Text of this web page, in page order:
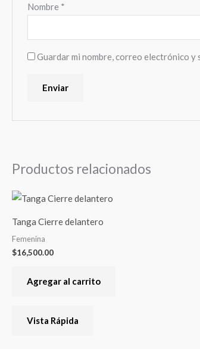
Nombre *
Guardar mi nombre, correo electrónico y
Productos relacionados
Tanga Cierre delantero
Femenina
$16,500.00
Agregar al carrito
Vista Rápida